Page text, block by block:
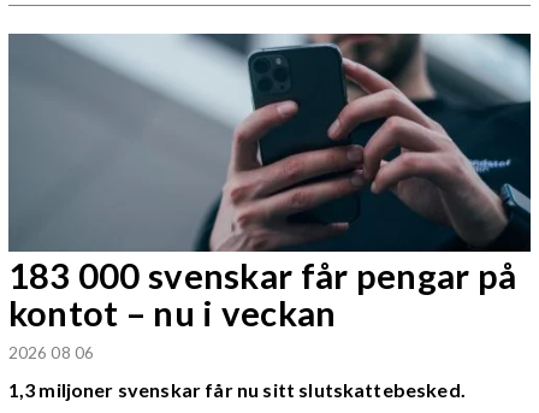
183 000 svenskar får pengar på
kontot – nu i veckan
2026 08 06
1,3 miljoner svenskar får nu sitt slutskattebesked.